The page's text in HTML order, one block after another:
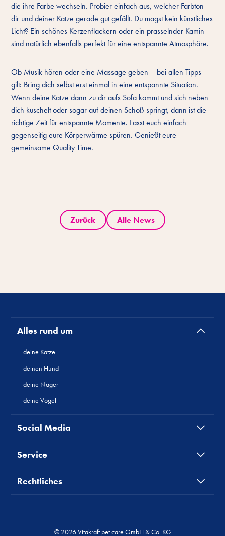
die ihre Farbe wechseln. Probier einfach aus, welcher Farbton
dir und deiner Katze gerade gut gefällt. Du magst kein künstliches
Licht? Ein schönes Kerzenflackern oder ein prasselnder Kamin
sind natürlich ebenfalls perfekt für eine entspannte Atmosphäre.
Ob Musik hören oder eine Massage geben – bei allen Tipps
gilt: Bring dich selbst erst einmal in eine entspannte Situation.
Wenn deine Katze dann zu dir aufs Sofa kommt und sich neben
dich kuschelt oder sogar auf deinen Schoß springt, dann ist die
richtige Zeit für entspannte Momente. Lasst euch einfach
gegenseitig eure Körperwärme spüren. Genießt eure
gemeinsame Quality Time.
Zurück Alle News
Alles rund um
deine Katze
deinen Hund
deine Nager
deine Vögel
Social Media
Service
Rechtliches
© 2026 Vitakraft pet care GmbH & Co. KG